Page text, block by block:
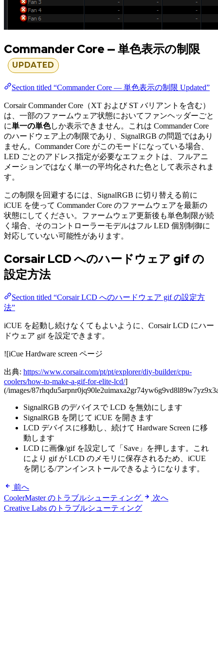
Commander Core — 単色表示の制限
UPDATED
Section titled “Commander Core — 単色表示の制限 Updated”
Corsair Commander Core（XT および ST バリアントを含む）
は、一部のファームウェア状態においてファンヘッダーごと
に単一の単色しか表示できません。これは Commander Core
のハードウェア上の制限であり、SignalRGB の問題ではあり
ません。Commander Core がこのモードになっている場合、
LED ごとのアドレス指定が必要なエフェクトは、フルアニ
メーションではなく単一の平均化された色として表示されま
す。
この制限を回避するには、SignalRGB に切り替える前に
iCUE を使って Commander Core のファームウェアを最新の
状態にしてください。ファームウェア更新後も単色制限が続
く場合、そのコントローラーモデルはフル LED 個別制御に
対応していない可能性があります。
Corsair LCD へのハードウェア gif の
設定方法
Section titled “Corsair LCD へのハードウェア gif の設定方
法”
iCUE を起動し続けなくてもよいように、Corsair LCD にハー
ドウェア gif を設定できます。
![iCue Hardware screen ページ
出典: https://www.corsair.com/pt/pt/explorer/diy-builder/cpu-
coolers/how-to-make-a-gif-for-elite-lcd/]
(/images/
SignalRGB のデバイスで LCD を無効にします
SignalRGB を閉じて iCUE を開きます
LCD デバイスに移動し、続けて Hardware Screen に移
動します
LCD に画像/gif を設定して「Save」を押します。これ
により gif が LCD のメモリに保存されるため、iCUE
を閉じる/アンインストールできるようになります。
前へ
CoolerMaster のトラブルシューティング
次へ
Creative Labs のトラブルシューティング